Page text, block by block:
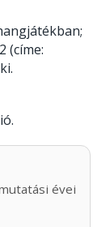
(címe:
évei